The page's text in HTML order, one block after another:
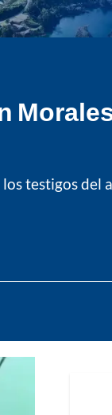
testigos del